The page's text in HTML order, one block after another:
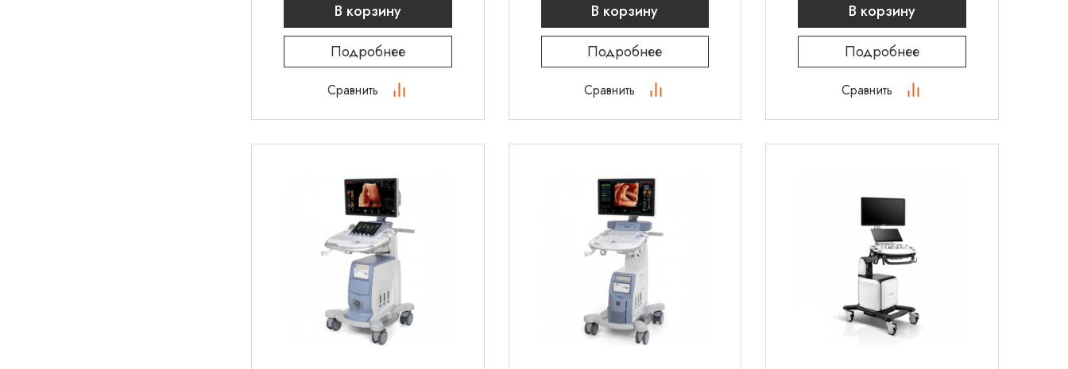
В корзину
Подробнее
Сравнить
В корзину
Подробнее
Сравнить
В корзину
Подробнее
Сравнить